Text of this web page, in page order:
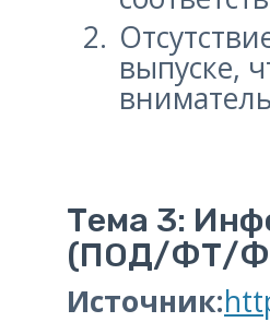
выпуске,
Тема 3:
(ПОД/ФТ/
Источник: